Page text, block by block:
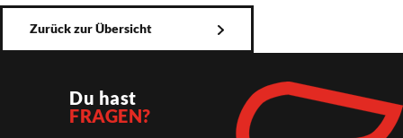
Zurück zur Übersicht
Du hast
FRAGEN?